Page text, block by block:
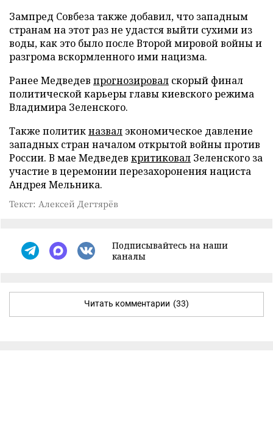
Зампред Совбеза также добавил, что западным
странам на этот раз не удастся выйти сухими из
воды, как это было после Второй мировой войны и
разгрома вскормленного ими нацизма.
Ранее Медведев прогнозировал скорый финал
политической карьеры главы киевского режима
Владимира Зеленского.
Также политикназвал экономическое давление
западных стран началом открытой войны против
России. В мае Медведев критиковал Зеленского за
участие в церемонии перезахоронения нациста
Андрея Мельника.
Текст: Алексей Дегтярёв
Подписывайтесь на наши
каналы
Читать комментарии (33)